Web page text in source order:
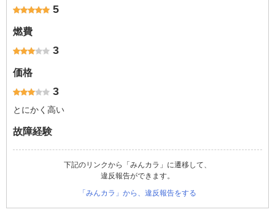
5
燃費
3
価格
3
とにかく高い
故障経験
下記のリンクから「みんカラ」に遷移して、
違反報告ができます。
「みんカラ」から、違反報告をする